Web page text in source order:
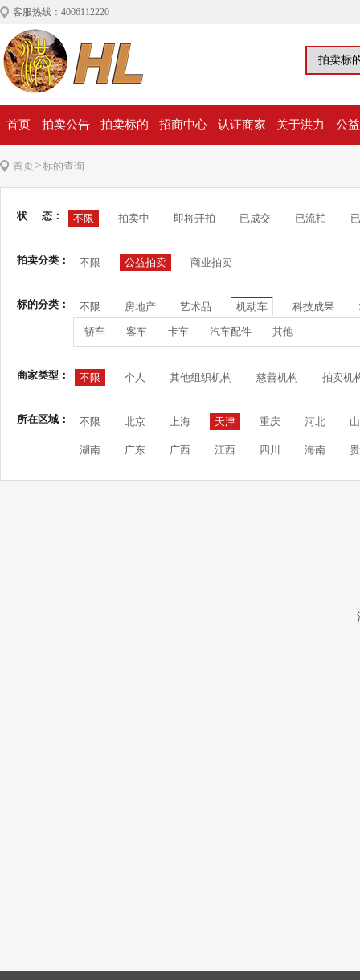
客服热线：4006112220
首页 拍卖公告 拍卖标的 招商中心 认证商家 关于洪力 公
首页>标的查询
状 态： 不限 拍卖中 即将开拍 已成交 已流拍
拍卖分类： 不限 公益拍卖 商业拍卖
标的分类： 不限 房地产 艺术品 机动车 科技成果
轿车 客车 卡车 汽车配件 其他
商家类型： 不限 个人 其他组织机构 慈善机构 拍卖机
所在区域： 不限 北京 上海 天津 重庆 河北
湖南 广东 广西 江西 四川 海南